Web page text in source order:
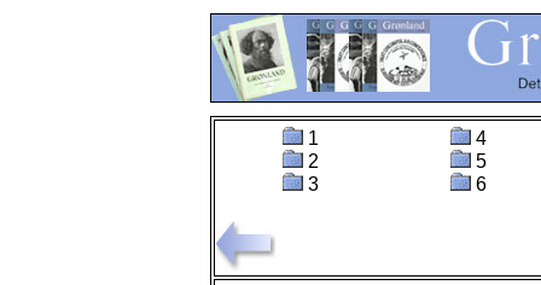
1
2
3
4
5
6